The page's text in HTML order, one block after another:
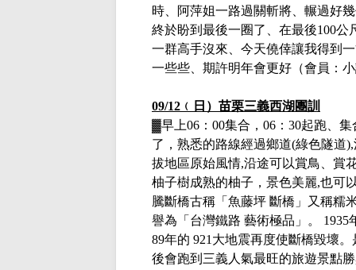
時、阿萍姐一路過關斬將、輾過好
終於盼到最後一圈了、在最後100公
一群高手沒來、今天僥倖讓我得到
一些些、期許明年會更好 （會員：
09/12 ﹙日）苗栗三義西湖團訓
▓早上06 ： 00集合， 06 ： 30起跑、集
了，熟悉的路線經過鄉道(綠色隧道),
拔地區原始風情,沿途可以賞鳥、賞
柚子樹成熟的柚子，景色美麗,也可
騰斷橋古稱「魚藤坪 斷橋」又稱糯
譽為「台灣鐵路 藝術極品」。
1935
89年的 921 大地震再度使斷橋毀壞
後會跑到三義人氣最旺的旅遊景點